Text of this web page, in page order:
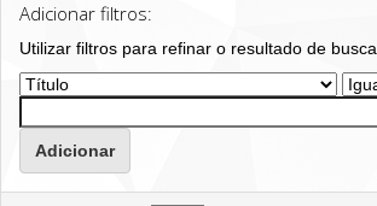
Adicionar filtros:
Utilizar filtros para refinar o resultado de busca.